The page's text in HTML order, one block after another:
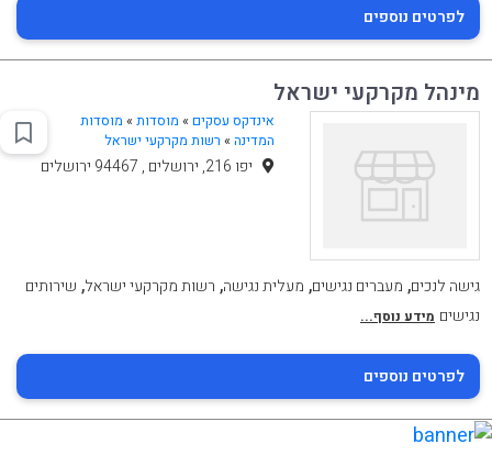
לפרטים נוספים
מינהל מקרקעי ישראל
אינדקס עסקים » מוסדות» מוסדות
המדינה» רשות מקרקעי ישראל
יפו 216, ירושלים , 94467 ירושלים
גישה לנכים, מעברים נגישים, מעלית נגישה, רשות מקרקעי ישראל, שירותים
נגישים מידע נוסף...
לפרטים נוספים